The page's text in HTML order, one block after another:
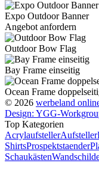
Expo Outdoor Banner
Angebot anfordern
Outdoor Bow Flag
Bay Frame einseitig
Ocean Frame
© 2026 werbeland
Design: YGG-
Top Kategorien
AcrylaufstellerAufsteller
ShirtsProspektstaender
Schaukästen